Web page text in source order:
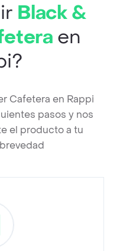
Black &
en
Cafetera en Rappi
pasos y nos
el producto a tu